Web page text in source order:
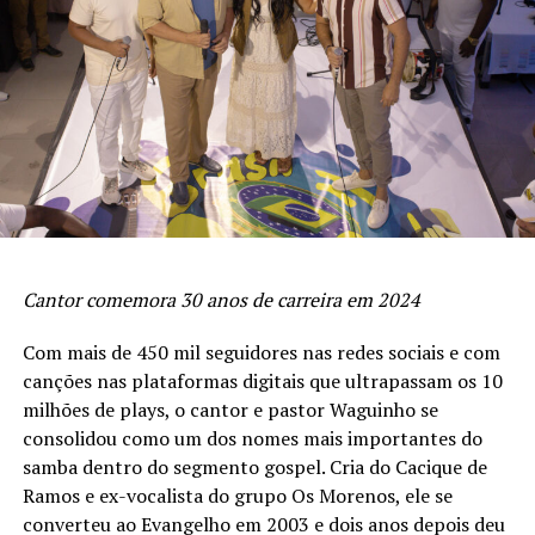
de forma profissional ao lançar o single “Adorado”.
Sempre foi incentivada pela sua família.
PUBLICIDADE
Cantor comemora 30 anos de carreira em 2024
Com mais de 450 mil seguidores nas redes sociais e com
canções nas plataformas digitais que ultrapassam os 10
milhões de plays, o cantor e pastor Waguinho se
consolidou como um dos nomes mais importantes do
samba dentro do segmento gospel. Cria do Cacique de
Ramos e ex-vocalista do grupo Os Morenos, ele se
converteu ao Evangelho em 2003 e dois anos depois deu